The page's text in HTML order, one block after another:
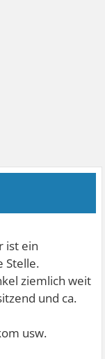
ist ein
Stelle.
ziemlich weit
und ca.
usw.